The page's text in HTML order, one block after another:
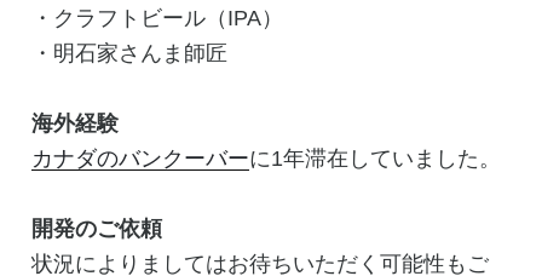
・クラフトビール（IPA）
・明石家さんま師匠
海外経験
カナダのバンクーバーに1年滞在していました。
開発のご依頼
状況によりましてはお待ちいただく可能性もご